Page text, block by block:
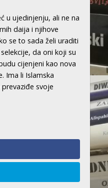
u ujedinjenju, ali ne na
daija i njihove
se to sada želi uraditi
da oni koji su
cijenjeni kao nova
Ima li Islamska
svoje